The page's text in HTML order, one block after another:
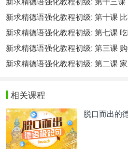
* Wann untersucht dich der
+ Kurz nach elf.
* Und wann bist du fertig?
+ Gegen halb zwölf.
本教程内容来自《新求精德语
供学习交流，请勿用于任何商
息包含有侵犯其著作权的链接
我们将做相应处理。
相关热点：德语学习网站
新求精德语强化教程初级: 第十课 比
新求精德语强化教程初级: 第七课 吃
新求精德语强化教程初级: 第三课 购
新求精德语强化教程初级: 第二课 家
相关课程
脱口而出的